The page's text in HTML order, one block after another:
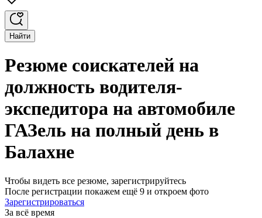
Найти
Резюме соискателей на
должность водителя-
экспедитора на автомобиле
ГАЗель на полный день в
Балахне
Чтобы видеть все резюме, зарегистрируйтесь
После регистрации покажем ещё 9 и откроем фото
Зарегистрироваться
За всё время